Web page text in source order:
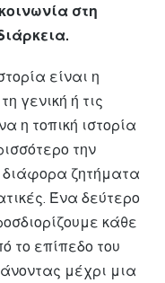
στη
είναι η
γενική ή τις
η τοπική ιστορία
την
διάφορα ζητήματα
Ένα δεύτερο
κάθε
το επίπεδο του
μέχρι μια